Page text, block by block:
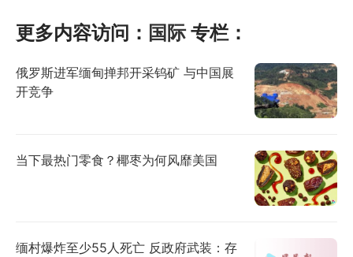
更多内容访问： 国际专栏：
俄罗斯进军缅甸掸邦开采钨矿 与中国展
开竞争
当下最热门零食？椰枣为何风靡美国
缅村爆炸至少55人死亡 反政府武装：存